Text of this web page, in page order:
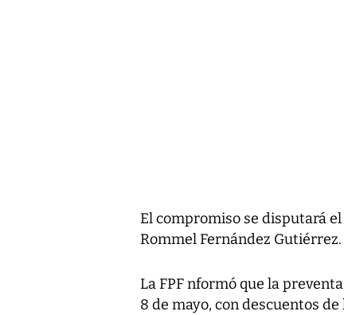
El compromiso se disputará
Rommel Fernández Gutiérrez.
La FPF nformó que la
8 de mayo, con descuentos